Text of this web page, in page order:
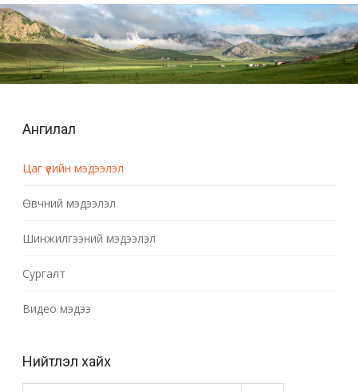
Ангилал
Цаг үеийн мэдээлэл
Өвчний мэдээлэл
Шинжилгээний мэдээлэл
Сургалт
Видео мэдээ
Нийтлэл хайх